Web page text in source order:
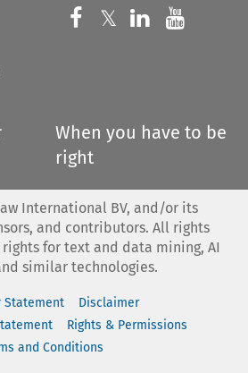
Follow us on
𝕏 Follow us on
Follow us
When you have to be
right
International BV, and/or its
and contributors. All rights
for text and data mining, AI
similar technologies.
Statement
Disclaimer
Rights & Permissions
and Conditions